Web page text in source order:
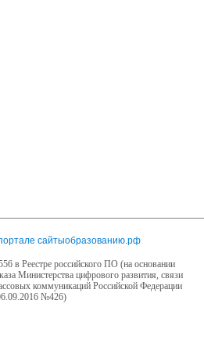
сайтыобразованию.рф
в Реестре российского ПО (на основании
Министерства цифрового развития, связи
коммуникаций Российской Федерации
№426)